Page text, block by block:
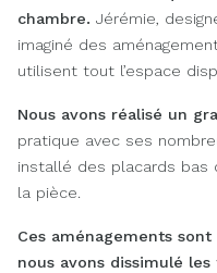
chambre. Jérémie,
imaginé des
utilisent tout l’espace
Nous avons réalisé un
pratique avec ses
installé des placards bas
la pièce.
Ces aménagements
nous avons dissimulé